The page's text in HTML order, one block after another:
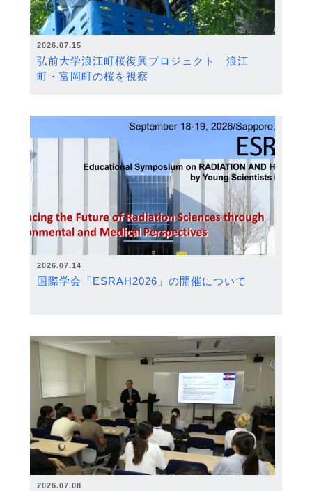
2026.07.15
弘前大学浪江町桜復興プロジェクト 浪江
町・富岡町の桜を視察
2026.07.14
国際学会「ESRAH2026」の開催について
2026.07.08